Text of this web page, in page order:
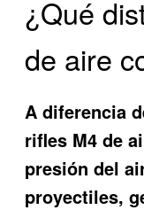
¿Qué
de aire
A diferencia
rifles M4 de
presión del
proyectiles,